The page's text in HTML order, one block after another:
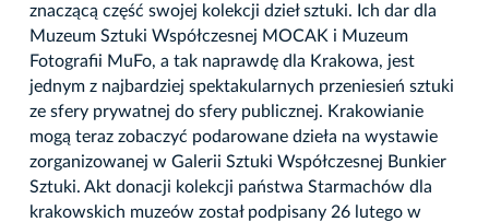
znaczącą część swojej kolekcji dzieł sztuki. Ich dar dla
Muzeum Sztuki Współczesnej MOCAK i Muzeum
Fotografii MuFo, a tak naprawdę dla Krakowa, jest
jednym z najbardziej spektakularnych przeniesień sztuki
ze sfery prywatnej do sfery publicznej. Krakowianie
mogą teraz zobaczyć podarowane dzieła na wystawie
zorganizowanej w Galerii Sztuki Współczesnej Bunkier
Sztuki. Akt donacji kolekcji państwa Starmachów dla
krakowskich muzeów został podpisany 26 lutego w